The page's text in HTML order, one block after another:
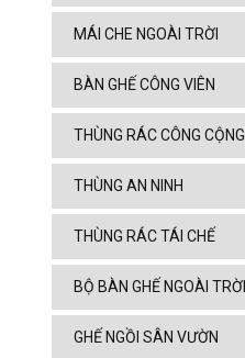
MÁI CHE NGOÀI TRỜI
BÀN GHẾ CÔNG VIÊN
THÙNG RÁC CÔNG CỘNG
THÙNG AN NINH
THÙNG RÁC TÁI CHẾ
BỘ BÀN GHẾ NGOÀI TRỜI
GHẾ NGỒI SÂN VƯỜN